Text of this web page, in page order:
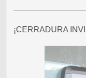
¡CERRADURA